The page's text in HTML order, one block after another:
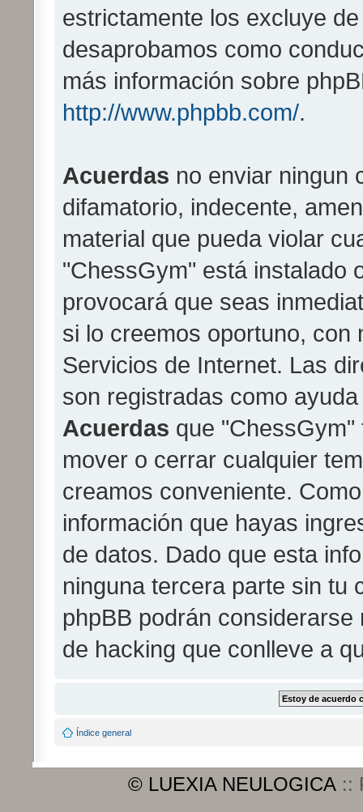
estrictamente los excluye
desaprobamos como
más información sobre
http://www.phpbb.com/.
Acuerdas no enviar ningun
difamatorio, indecente,
material que pueda violar
"ChessGym" está instalado
provocará que seas
si lo creemos oportuno, con
Servicios de Internet. Las
son registradas como
Acuerdas que "ChessGym"
mover o cerrar cualquier
creamos conveniente.
información que hayas
de datos. Dado que esta
ninguna tercera parte sin tu
phpBB podrán
de hacking que conlleve a
Índice general
© LUEXIA NEULOGICA ::